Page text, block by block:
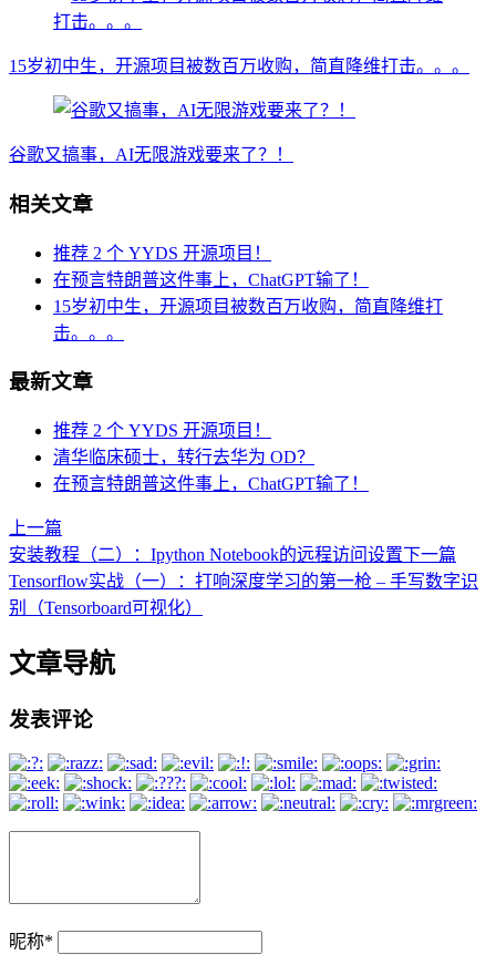
15岁初中生，开源项目被数百万收购，简直降维打击。。。
谷歌又搞事，AI无限游戏要来了？！
相关文章
推荐 2 个 YYDS 开源项目！
在预言特朗普这件事上，ChatGPT输了！
15岁初中生，开源项目被数百万收购，简直降维打
击。。。
最新文章
推荐 2 个 YYDS 开源项目！
清华临床硕士，转行去华为 OD？
在预言特朗普这件事上，ChatGPT输了！
上一篇
安装教程（二）：Ipython Notebook的远程访问设置下一篇
Tensorflow实战（一）：打响深度学习的第一枪 – 手写数字识
别（Tensorboard可视化）
文章导航
发表评论
昵称*